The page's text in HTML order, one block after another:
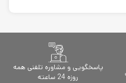
پاسخگویی و مشاوره تلفنی همه
روزه 24 ساعته